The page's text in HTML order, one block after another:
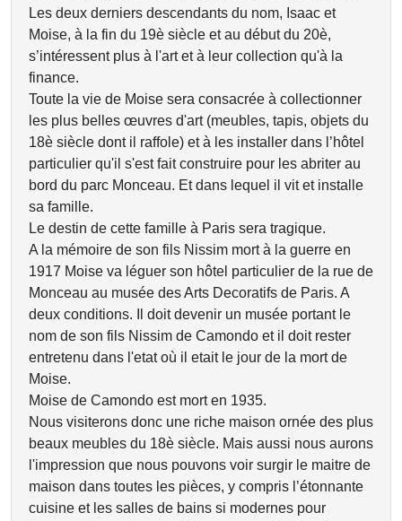
Les deux derniers descendants du nom, Isaac et
Moise, à la fin du 19è siècle et au début du 20è,
s’intéressent plus à l'art et à leur collection qu'à la
finance.
Toute la vie de Moise sera consacrée à collectionner
les plus belles œuvres d'art (meubles, tapis, objets du
18è siècle dont il raffole) et à les installer dans l’hôtel
particulier qu'il s'est fait construire pour les abriter au
bord du parc Monceau. Et dans lequel il vit et installe
sa famille.
Le destin de cette famille à Paris sera tragique.
A la mémoire de son fils Nissim mort à la guerre en
1917 Moise va léguer son hôtel particulier de la rue de
Monceau au musée des Arts Decoratifs de Paris. A
deux conditions. Il doit devenir un musée portant le
nom de son fils Nissim de Camondo et il doit rester
entretenu dans l'etat où il etait le jour de la mort de
Moise.
Moise de Camondo est mort en 1935.
Nous visiterons donc une riche maison ornée des plus
beaux meubles du 18è siècle. Mais aussi nous aurons
l'impression que nous pouvons voir surgir le maitre de
maison dans toutes les pièces, y compris l’étonnante
cuisine et les salles de bains si modernes pour